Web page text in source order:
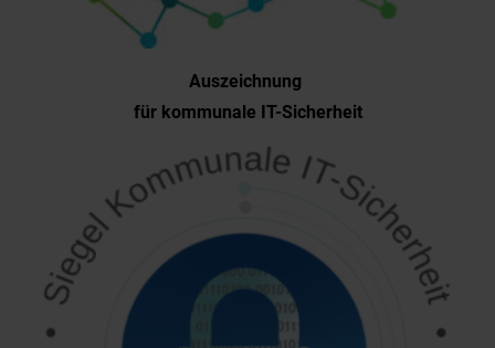
Auszeichnung
für kommunale IT-Sicherheit